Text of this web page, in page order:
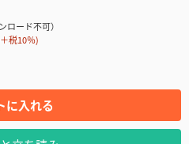
ロード不可）
税10％)
に入れる